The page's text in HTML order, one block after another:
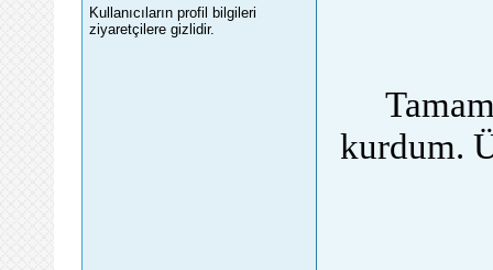
Kullanıcıların profil bilgileri
ziyaretçilere gizlidir.
kurdum.